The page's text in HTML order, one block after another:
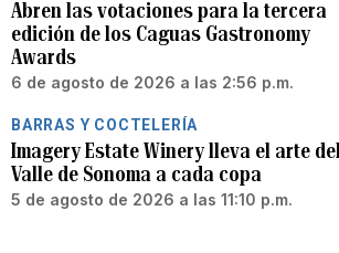
Abren las votaciones para la tercera
edición de los Caguas Gastronomy
Awards
6 de agosto de 2026 a las 2:56 p.m.
BARRAS Y COCTELERÍA
Imagery Estate Winery lleva el arte
Valle de Sonoma a cada copa
5 de agosto de 2026 a las 11:10 p.m.